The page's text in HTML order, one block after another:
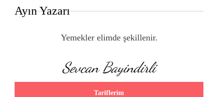
Ayın Yazarı
Yemekler elimde şekillenir.
Sevcan Bayindirli
Tariflerim